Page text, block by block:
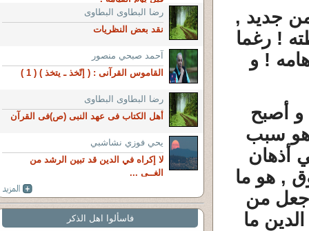
من جديد ,
! رغما
! و
و أصبح
هو سبب
أذهان
, هو ما
جعل من
ما
رضا البطاوى البطاوى
نقد بعض النظريات
آحمد صبحي منصور
القاموس القرآنى : ( إتّخذ ـ يتخذ ) ( 1 )
رضا البطاوى البطاوى
أهل الكتاب فى عهد النبى (ص)فى القرآن
يحي فوزي نشاشبي
لا إكراه في الدين قد تبين الرشد من
الغــي ...
فاسألوا اهل الذكر